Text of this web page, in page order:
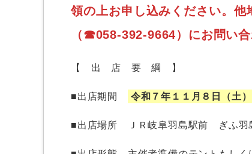
領の上お申し込みください。
（☎058-392-9664）にお問い合
【 出 店 要 綱 】
■出店期間 令和７年１１月８日（土）
■出店場所 ＪＲ岐阜羽島駅前 ぎふ羽